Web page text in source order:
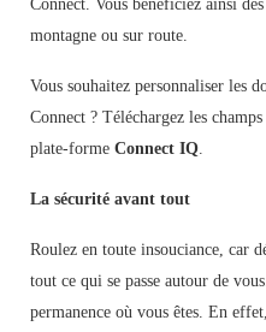
Connect. Vous bénéficiez ainsi
montagne ou sur route.
Vous souhaitez personnaliser les
Connect ? Téléchargez les
plate-forme Connect IQ
La sécurité avant tout
Roulez en toute insouciance, car
tout ce qui se passe autour de
permanence où vous êtes. En